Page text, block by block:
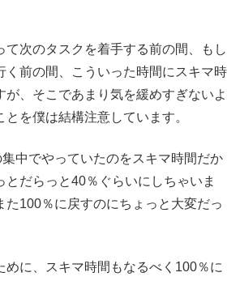
て次のタスクを着手する前の間、もし
く前の間、こういった時間にスキマ時
が、そこであまり気を緩めすぎないよ
とを僕は結構注意しています。
中でやっていたのをスキマ時間だか
とだらっと40％ぐらいにしちゃいま
た100％に戻すのにちょっと大変だっ
めに、スキマ時間もなるべく100％に